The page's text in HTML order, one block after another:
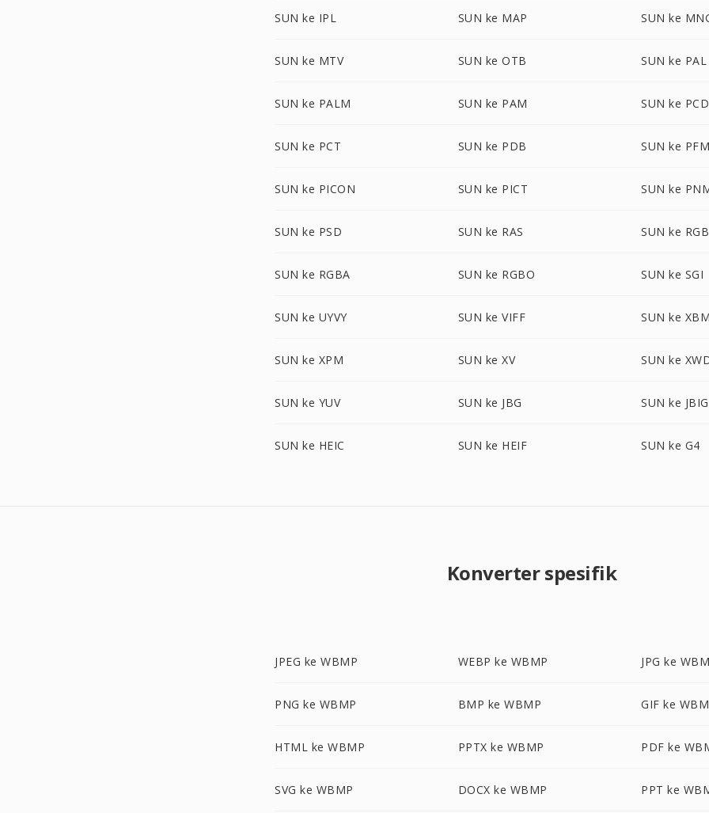
SUN ke IPL SUN ke MAP SUN ke
SUN ke MTV SUN ke OTB SUN ke PAL
SUN ke PALM SUN ke PAM SUN ke PCD
SUN ke PCT SUN ke PDB SUN ke
SUN ke PICON SUN ke PICT SUN ke
SUN ke PSD SUN ke RAS SUN ke RGB
SUN ke RGBA SUN ke RGBO SUN ke SGI
SUN ke UYVY SUN ke VIFF SUN ke
SUN ke XPM SUN ke XV SUN ke
SUN ke YUV SUN ke JBG SUN ke JBIG
SUN ke HEIC SUN ke HEIF SUN ke G4
Konverter spesifik
JPEG ke WBMP WEBP ke WBMP JPG ke
PNG ke WBMP BMP ke WBMP GIF ke
HTML ke WBMP PPTX ke WBMP PDF ke
SVG ke WBMP DOCX ke WBMP PPT ke